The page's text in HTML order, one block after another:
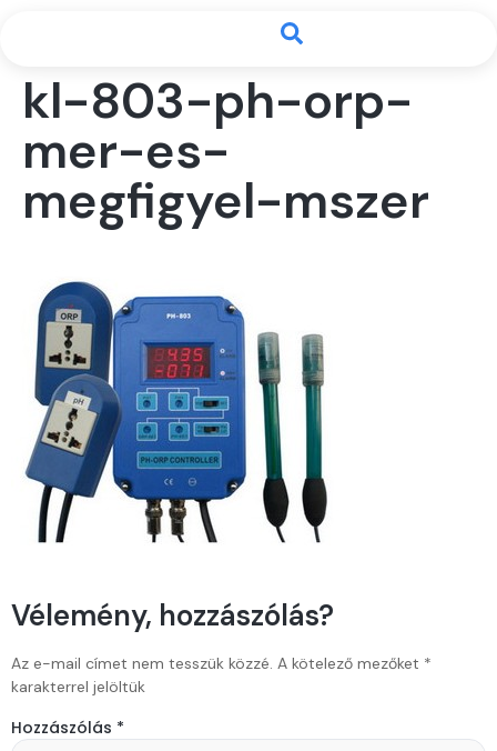
kl-803-ph-orp-
mer-es-
megfigyel-mszer
Vélemény, hozzászólás?
Az e-mail címet nem tesszük közzé. A kötelező mezőket *
karakterrel jelöltük
Hozzászólás *